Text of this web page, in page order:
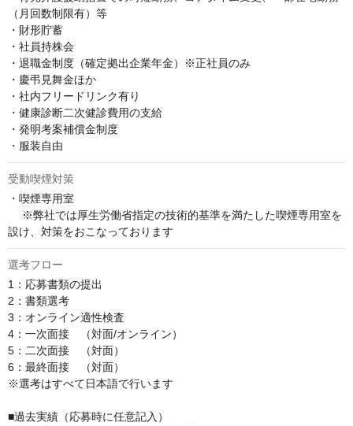
（月回数制限有）等
・財形貯蓄
・社員持株会
・退職金制度（確定拠出企業年金）※正社員のみ
・慶弔見舞金ほか
・社内フリードリンク有り
・健康診断二次健診費用の支給
・発明考案補償金制度
・服装自由
受動喫煙対策
・喫煙専用室
設け、対策をおこなっております
選考フロー
1：応募書類の提出
2：書類選考
3：オンライン適性検査
4：一次面接　（対面/オンライン）
5：二次面接　（対面）
6：最終面接　（対面﻿）
※選考はすべて日本語で行います
■過去実績（応募時に任意記入）